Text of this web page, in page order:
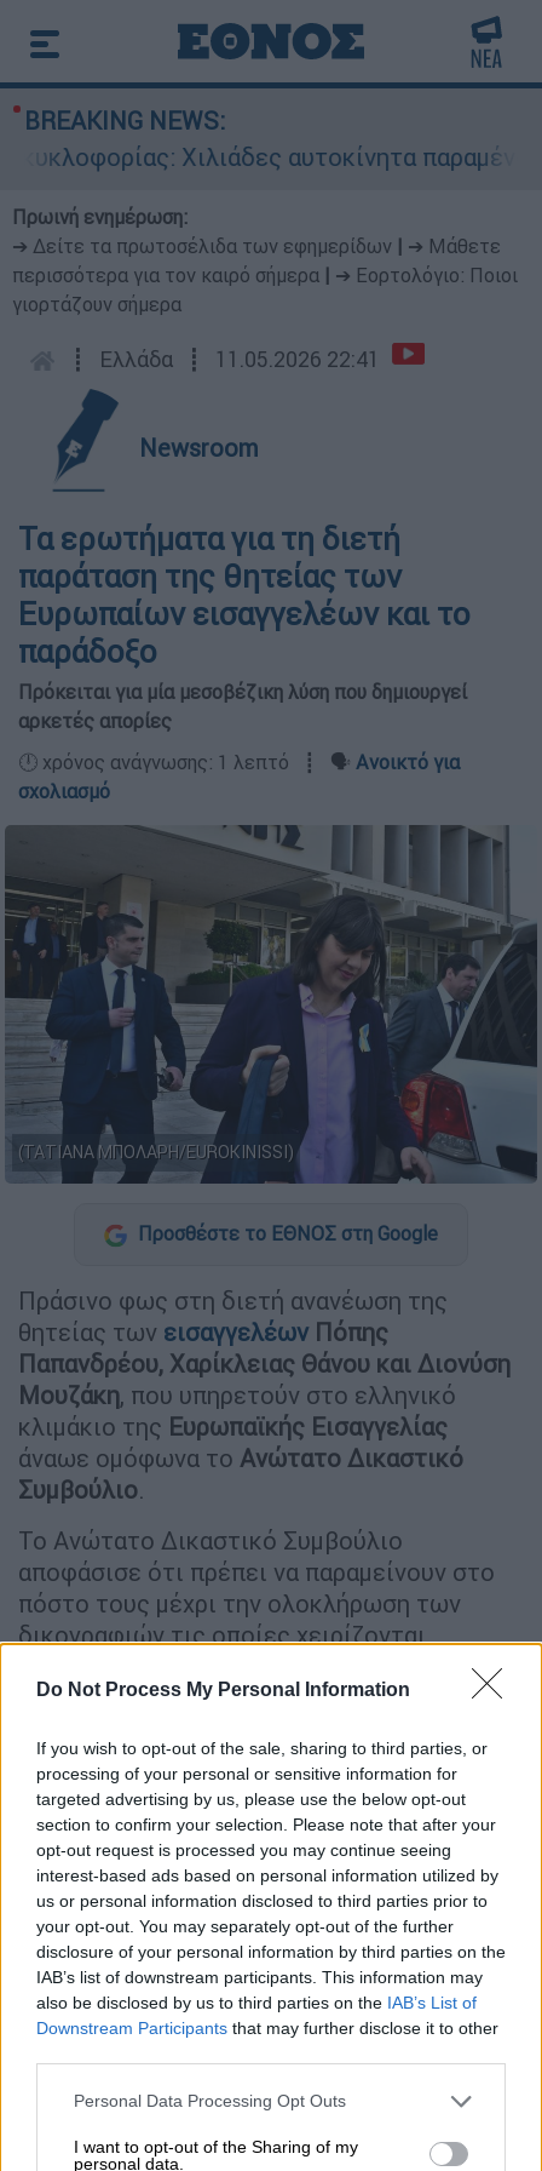
Do Not Process My Personal Information
If you wish to opt-out of the sale, sharing to third parties, or
processing of your personal or sensitive information for
targeted advertising by us, please use the below opt-out
section to confirm your selection. Please note that after your
opt-out request is processed you may continue seeing
interest-based ads based on personal information utilized by
us or personal information disclosed to third parties prior to
your opt-out. You may separately opt-out of the further
disclosure of your personal information by third parties on the
IAB’s list of downstream participants. This information may
also be disclosed by us to third parties on the IAB’s List of
Downstream Participants that may further disclose it to other
Please note that this website/app uses one or more Google
not limited to your visit or usage behaviour. You may click to
Personal Data Processing Opt Outs
I want to opt-out of the Sharing of my
personal data.
BREAKING NEWS:
Χιλιάδες αυτοκίνητα παραμένουν
Πρωινή ενημέρωση:
➔ Δείτε τα πρωτοσέλιδα των εφημερίδων
➔ Μάθετε
περισσότερα για τον καιρό σήμερα
➔ Εορτολόγιο: Ποιοι
γιορτάζουν σήμερα
┋ Ελλάδα ┋ 11.05.2026 22:41
Newsroom
Τα ερωτήματα για τη διετή
παράταση της θητείας των
Ευρωπαίων εισαγγελέων και το
παράδοξο
Πρόκειται για μία μεσοβέζικη λύση που δημιουργεί
αρκετές απορίες
🕛 χρόνος ανάγνωσης: 1 λεπτό ┋ 🗣️ Ανοικτό για
σχολιασμό
(ΤΑΤΙΑΝΑ ΜΠΟΛΑΡΗ/EUROKINISSI)
Προσθέστε το ΕΘΝΟΣ στη Google
Πράσινο φως στη διετή ανανέωση της
θητείας των εισαγγελέων Πόπης
Παπανδρέου, Χαρίκλειας Θάνου και Διονύση
Μουζάκη, που υπηρετούν στο ελληνικό
κλιμάκιο της Ευρωπαϊκής Εισαγγελίας
άναωε ομόφωνα το Ανώτατο Δικαστικό
Συμβούλιο.
Το Ανώτατο Δικαστικό Συμβούλιο
αποφάσισε ότι πρέπει να παραμείνουν στο
πόστο τους μέχρι την ολοκλήρωση των
δικογραφιών τις οποίες χειρίζονται.
ΔΙΑΒΑΣΤΕ ΕΠΙΣΗΣ
Ελλάδα|11.05.2026 22:14
Το λάθος που έκαναν οι ληστές στην
Κάτω Τιθορέα και το ηχητικό
ντοκουμέντο από τη διαφυγή τους
Ωστόσο, το Ανώτατο Δικαστικό Συμβούλιο
δεν προχώρησε στην πενταετή ανανέωση
της θητείαςτους, όπως είχε το Κολλέγιο
των Ευρωπαίων Εισαγγελέων.
Όπως ανέφερε στο κεντρικό δελτίο
ειδήσεων τουOPENηΈφη Κουτσοκώστα